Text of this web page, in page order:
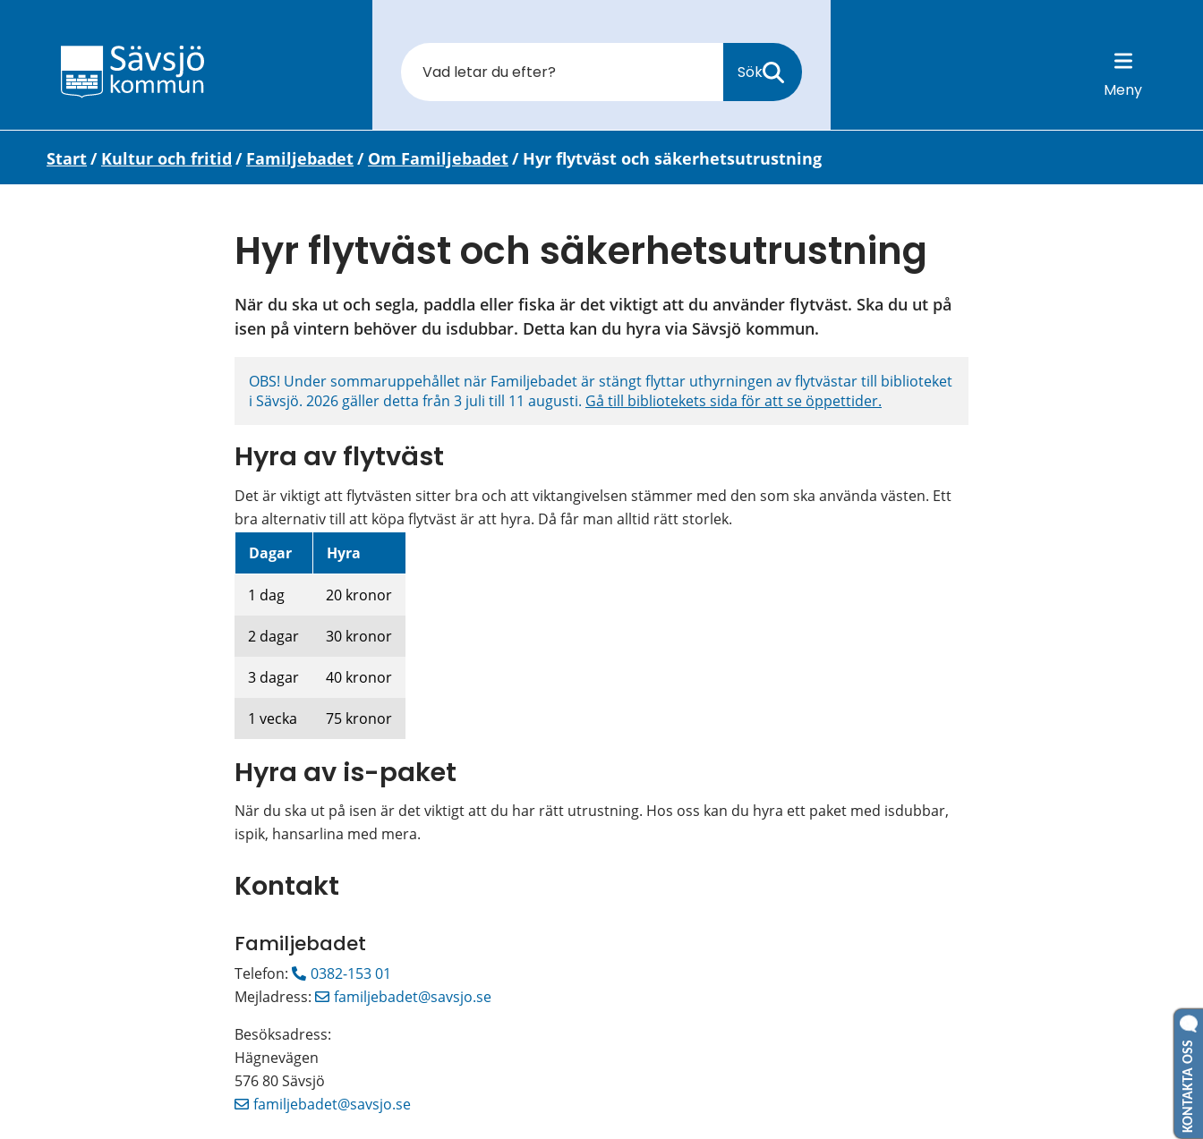
Sök
Meny
Start/ Kultur och fritid / Familjebadet/ Om Familjebadet/ Hyr flytväst och säkerhetsutrustning
Hyr flytväst och säkerhetsutrustning
När du ska ut och segla, paddla eller fiska är det viktigt att du använder flytväst. Ska du ut på
isen på vintern behöver du isdubbar. Detta kan du hyra via Sävsjö kommun.
OBS! Under sommaruppehållet när Familjebadet är stängt flyttar uthyrningen av flytvästar till biblioteket
i Sävsjö. 2026 gäller detta från 3 juli till 11 augusti. Gå till bibliotekets sida för att se öppettider.
Hyra av flytväst
Det är viktigt att flytvästen sitter bra och att viktangivelsen stämmer med den som ska använda västen. Ett
bra alternativ till att köpa flytväst är att hyra. Då får man alltid rätt storlek.
Dagar Hyra
1 dag 20 kronor
2 dagar 30 kronor
3 dagar 40 kronor
1 vecka 75 kronor
Hyra av is-paket
När du ska ut på isen är det viktigt att du har rätt utrustning. Hos oss kan du hyra ett paket med isdubbar,
ispik, hansarlina med mera.
Kontakt
Familjebadet
Telefon:
0382-153 01
Mejladress:
familjebadet@savsjo.se
Besöksadress:
Hägnevägen
576 80 Sävsjö
familjebadet@savsjo.se
KONTAKTA OSS